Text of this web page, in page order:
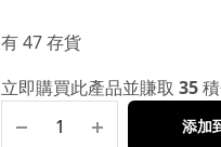
有 47 存貨
立即購買此產品並賺取 35
添加